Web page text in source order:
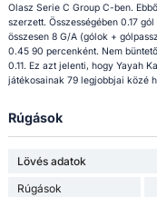
Olasz Serie C Group C-ben.
szerzett. Összességében 0.17
összesen 8 G/A (gólok +
0.45 90 percenként. Nem
0.11. Ez azt jelenti, hogy Yayah
játékosainak 79 legjobbjai közé
Rúgások
Lövés adatok
Rúgások